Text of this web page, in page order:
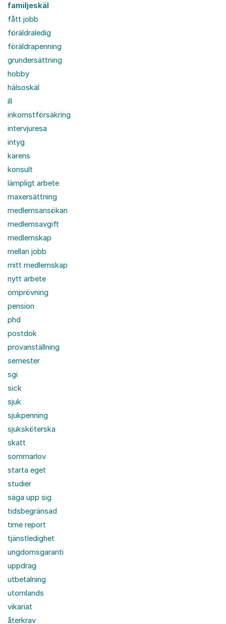
familjeskäl
fått jobb
föräldraledig
föräldrapenning
grundersättning
hobby
hälsoskäl
ill
inkomstförsäkring
intervjuresa
intyg
karens
konsult
lämpligt arbete
maxersättning
medlemsansökan
medlemsavgift
medlemskap
mellan jobb
mitt medlemskap
nytt arbete
omprövning
pension
phd
postdok
provanställning
semester
sgi
sick
sjuk
sjukpenning
sjuksköterska
skatt
sommarlov
starta eget
studier
säga upp sig
tidsbegränsad
time report
tjänstledighet
ungdomsgaranti
uppdrag
utbetalning
utomlands
vikariat
återkrav